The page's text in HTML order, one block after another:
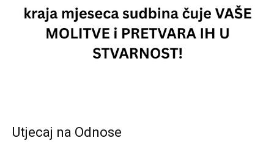
Utjecaj na Odnose